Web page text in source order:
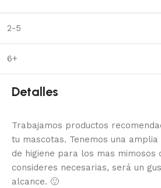
2-5
6+
Detalles
Trabajamos productos
tu mascotas. Tenemos una
de higiene para los mas mimosos
consideres necesarias, será un
alcance. 🙂